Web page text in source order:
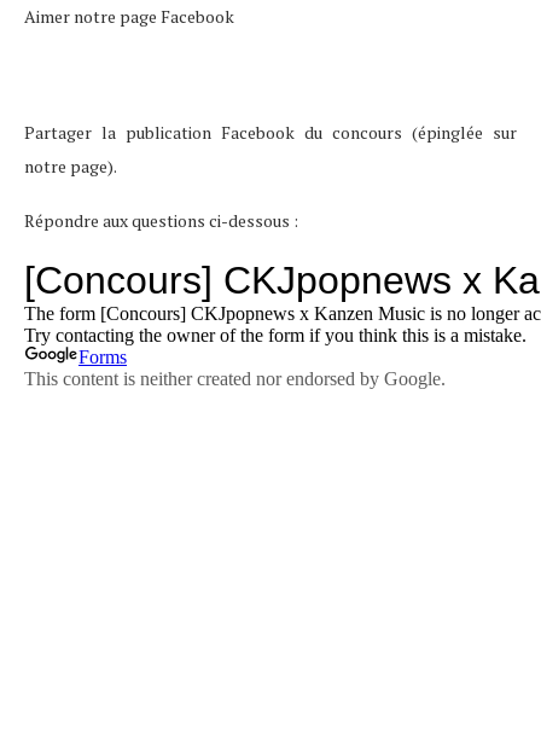
Aimer notre page Facebook
Partager la publication Facebook du concours (épinglée sur
notre page).
Répondre aux questions ci-dessous :